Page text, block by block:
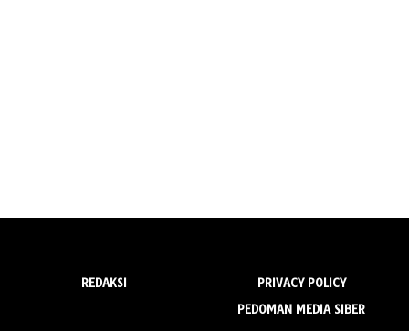
REDAKSI
PRIVACY POLICY
PEDOMAN MEDIA SIBER